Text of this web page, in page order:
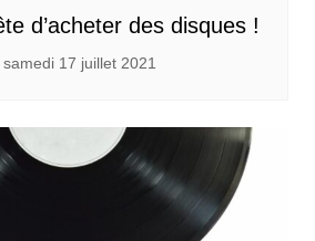
d’acheter des disques !
samedi 17 juillet 2021